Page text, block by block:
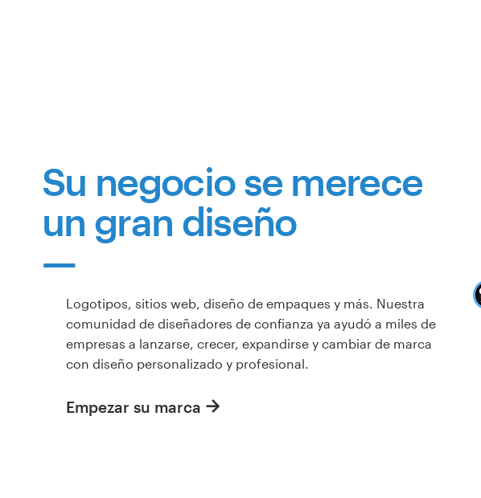
Su negocio se merece
un gran diseño
Logotipos, sitios web, diseño de empaques y más. Nuestra
comunidad de diseñadores de confianza ya ayudó a miles de
empresas a lanzarse, crecer, expandirse y cambiar de marca
con diseño personalizado y profesional.
Empezar su marca